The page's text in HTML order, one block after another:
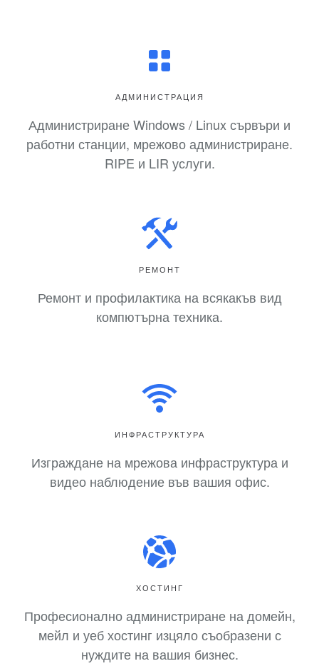
АДМИНИСТРАЦИЯ
Администриране Windows / Linux сървъри и
работни станции, мрежово администриране.
RIPE и LIR услуги.
РЕМОНТ
Ремонт и профилактика на всякакъв вид
компютърна техника.
ИНФРАСТРУКТУРА
Изграждане на мрежова инфраструктура и
видео наблюдение във вашия офис.
ХОСТИНГ
Професионално администриране на домейн,
мейл и уеб хостинг изцяло съобразени с
нуждите на вашия бизнес.